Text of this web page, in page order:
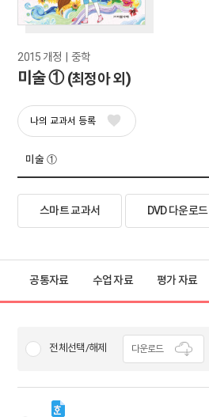
2015 개정  |  중학
미술 ①(최정아 외)
나의 교과서 등록
스마트 교과서 DVD 다운로드
공통자료 수업 자료 평가 자료
전체선택/해제 다운로드